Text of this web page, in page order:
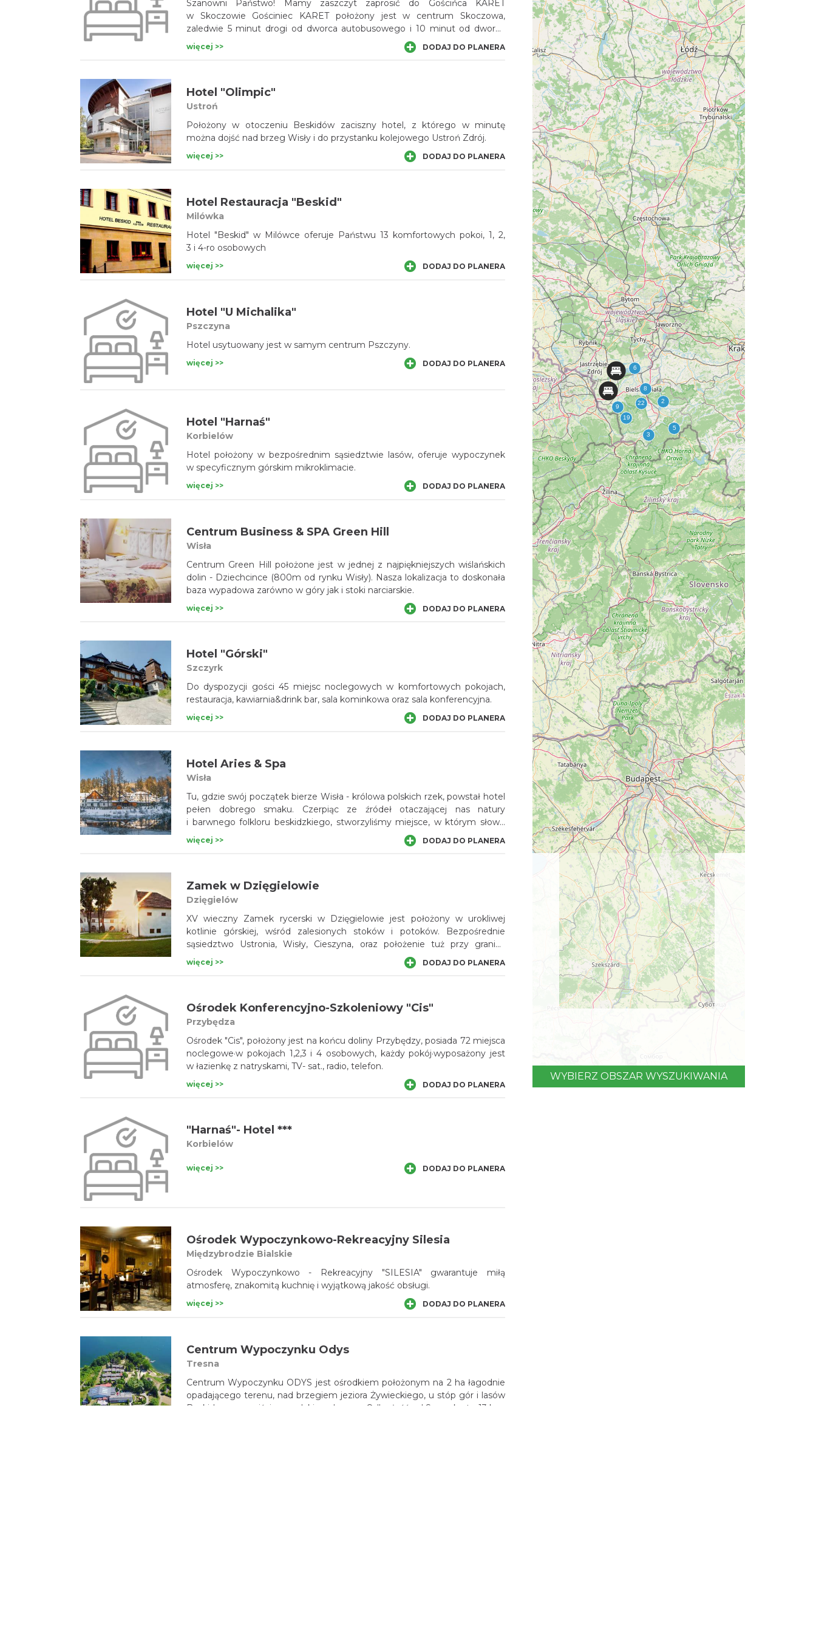
Szanowni Państwo! Mamy zaszczyt zaprosić do Gościńca KARET
w Skoczowie Gościniec KARET położony jest w centrum Skoczowa,
zaledwie 5 minut drogi od dworca autobusowego i 10 minut od dworca
kolejowego.
więcej >> DODAJ DO PLANERA
Hotel "Olimpic"
Ustroń
Położony w otoczeniu Beskidów zaciszny hotel, z którego w minutę
można dojść nad brzeg Wisły i do przystanku kolejowego Ustroń Zdrój.
więcej >> DODAJ DO PLANERA
Hotel Restauracja "Beskid"
Milówka
Hotel "Beskid" w Milówce oferuje Państwu 13 komfortowych pokoi, 1, 2,
3 i 4-ro osobowych
więcej >> DODAJ DO PLANERA
Hotel "U Michalika"
Pszczyna
Hotel usytuowany jest w samym centrum Pszczyny.
więcej >> DODAJ DO PLANERA
Hotel "Harnaś"
Korbielów
Hotel położony w bezpośrednim sąsiedztwie lasów, oferuje wypoczynek
w specyficznym górskim mikroklimacie.
więcej >> DODAJ DO PLANERA
Centrum Business & SPA Green Hill
Wisła
Centrum Green Hill położone jest w jednej z najpiękniejszych wiślańskich
dolin - Dziechcince (800m od rynku Wisły). Nasza lokalizacja to doskonała
baza wypadowa zarówno w góry jak i stoki narciarskie.
więcej >> DODAJ DO PLANERA
Hotel "Górski"
Szczyrk
Do dyspozycji gości 45 miejsc noclegowych w komfortowych pokojach,
restauracja, kawiarnia&drink bar, sala kominkowa oraz sala konferencyjna.
więcej >> DODAJ DO PLANERA
Hotel Aries & Spa
Wisła
Tu, gdzie swój początek bierze Wisła - królowa polskich rzek, powstał hotel
pełen dobrego smaku. Czerpiąc ze źródeł otaczającej nas natury
i barwnego folkloru beskidzkiego, stworzyliśmy miejsce, w którym słowo
„wypoczynek” nabiera głębszego znaczenia. Aries Hotel & Spa Wisła to
przestrzeń, w której styl i dbałość o każdy detal tworzą nową jakość.
więcej >> DODAJ DO PLANERA
Zamek w Dzięgielowie
Dzięgielów
XV wieczny Zamek rycerski w Dzięgielowie jest położony w urokliwej
kotlinie górskiej, wśród zalesionych stoków i potoków. Bezpośrednie
sąsiedztwo Ustronia, Wisły, Cieszyna, oraz położenie tuż przy granicy
z Czechami gwarantują każdej odwiedzającej nas osobie wiele atrakcji
turystycznych.
więcej >> DODAJ DO PLANERA
Ośrodek Konferencyjno-Szkoleniowy "Cis"
Przybędza
Ośrodek "Cis", położony jest na końcu doliny Przybędzy, posiada 72 miejsca
noclegowe·w pokojach 1,2,3 i 4 osobowych, każdy pokój·wyposażony jest
w łazienkę z natryskami, TV- sat., radio, telefon.
więcej >> DODAJ DO PLANERA
"Harnaś"- Hotel ***
Korbielów
więcej >> DODAJ DO PLANERA
Ośrodek Wypoczynkowo-Rekreacyjny Silesia
Międzybrodzie Bialskie
Ośrodek Wypoczynkowo - Rekreacyjny "SILESIA" gwarantuje miłą
atmosferę, znakomitą kuchnię i wyjątkową jakość obsługi.
więcej >> DODAJ DO PLANERA
Centrum Wypoczynku Odys
Tresna
Centrum Wypoczynku ODYS jest ośrodkiem położonym na 2 ha łagodnie
opadającego terenu, nad brzegiem jeziora Żywieckiego, u stóp gór i lasów
Beskidu, przy wejściu na szlaki wędrowne. Odległość od Szczyrku to 13 km,
WYBIERZ OBSZAR WYSZUKIWANIA